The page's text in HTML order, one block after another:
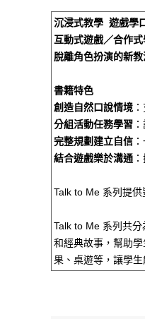
沉浸式教學 遊戲學
互動式遊戲／合作
脫離角色扮演的新教
書籍特色
創造自然口說情境
分組活動任務學習
完整規劃建立自信
結合遊戲樂於溝通
Talk to Me 系列提
Talk to Me 系列共
和經典故事，幫助
果、桌遊等，讓學